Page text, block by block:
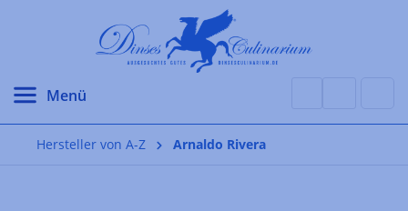
Hersteller von A-Z Arnaldo Rivera